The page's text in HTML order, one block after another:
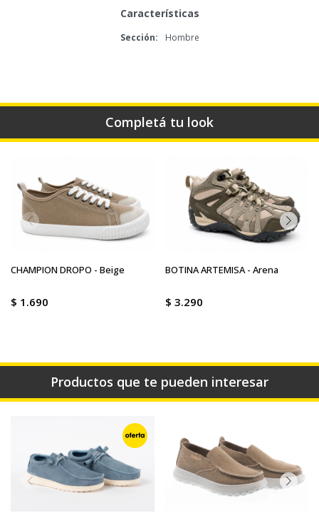
Características
Sección Hombre
Completá tu look
CHAMPION DROPO - Beige
$ 1.690
BOTINA ARTEMISA - Arena
$ 3.290
Productos que te pueden interesar